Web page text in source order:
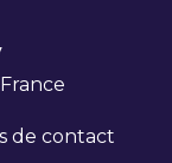
de contact